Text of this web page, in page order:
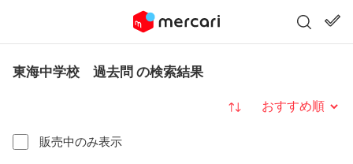
東海中学校 過去問 の検索結果
販売中のみ表示
並び替え